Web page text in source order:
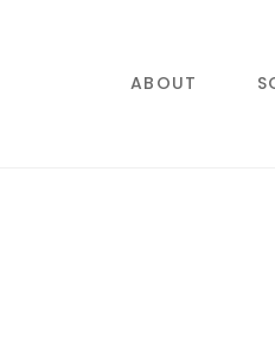
ABOUT